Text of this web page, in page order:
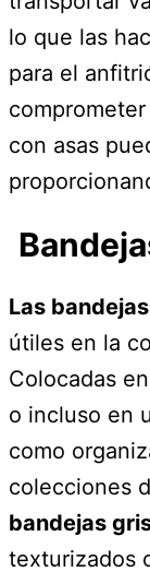
lo que las
para el
con asas
Las
útiles en la
Colocadas
o incluso en
como
colecciones
bandejas
texturizados